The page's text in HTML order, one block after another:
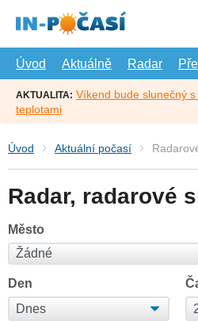
hlavní
Úvod
Aktuálně Radar
AKTUALITA: Víkend bude slunečný
teplotami
Úvod Aktuální počasí
Radar, radarové
Město
Den